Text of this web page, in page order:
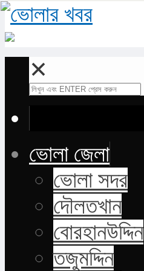
✕
ভোলা জেলা
ভোলা সদর
দৌলতখান
বোরহানউদ্দিন
তজুমদ্দিন